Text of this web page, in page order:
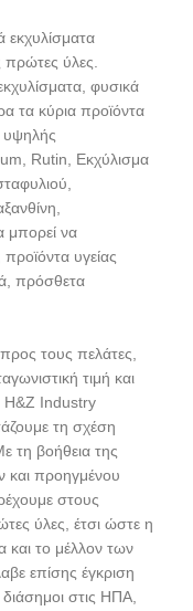
εκχυλίσματα
πρώτες ύλες.
φυσικά
τα κύρια προϊόντα
υψηλής
Rutin, Εκχύλισμα
μπορεί να
υγείας
πρόσθετα
τους πελάτες,
τιμή και
H&Z Industry
τη σχέση
τη βοήθεια της
και προηγμένου
στους
ύλες, έτσι ώστε η
και το μέλλον των
επίσης έγκριση
στις ΗΠΑ,